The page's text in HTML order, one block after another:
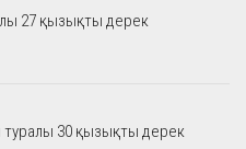
27 қызықты дерек
туралы 30 қызықты дерек